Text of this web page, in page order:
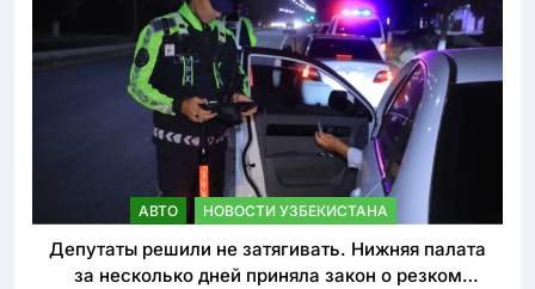
АВТО НОВОСТИ УЗБЕКИСТАНА
Депутаты решили не затягивать. Нижняя палата
за несколько дней приняла закон о резком